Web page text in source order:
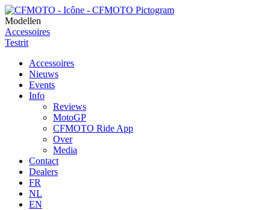
Modellen
Accessoires
Testrit
Accessoires
Nieuws
Events
Info
Reviews
MotoGP
CFMOTO Ride App
Over
Media
Contact
Dealers
FR
NL
EN